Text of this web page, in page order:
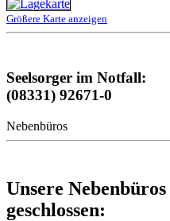
Größere Karte anzeigen
Seelsorger im Notfall:
(08331) 92671-0
Nebenbüros
Unsere
geschlossen: